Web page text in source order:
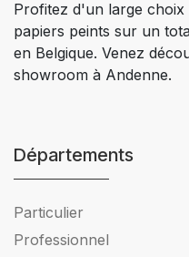
Profitez d'un large choix
papiers peints sur un
en Belgique. Venez
showroom à Andenne.
Départements
Particulier
Professionnel